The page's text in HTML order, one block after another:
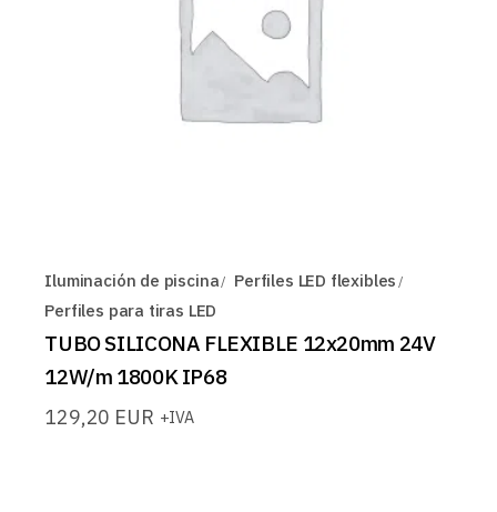
Iluminación de piscina
Perfiles LED flexibles
Perfiles para tiras LED
TUBO SILICONA FLEXIBLE 12x20mm 24V
12W/m 1800K IP68
129,20 EUR +IVA